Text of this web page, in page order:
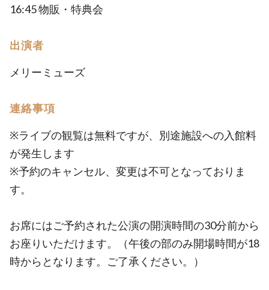
16:45 物販・特典会
出演者
メリーミューズ
連絡事項
※ライブの観覧は無料ですが、別途施設への入館料
が発生します
※予約のキャンセル、変更は不可となっておりま
す。
お席にはご予約された公演の開演時間の30分前から
お座りいただけます。（午後の部のみ開場時間が18
時からとなります。ご了承ください。）